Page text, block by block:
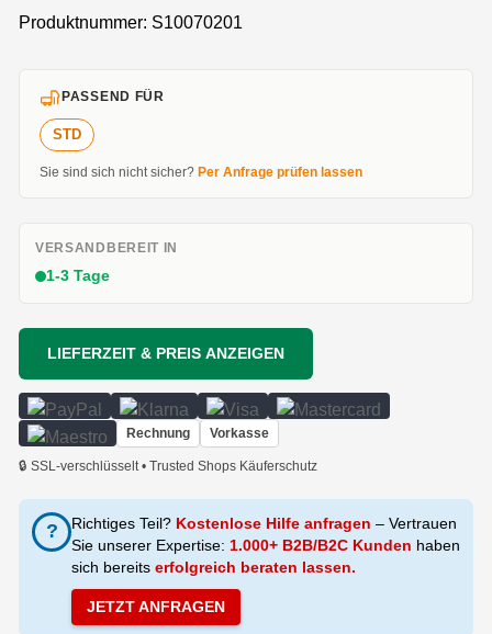
Produktnummer: S10070201
PASSEND FÜR
STD
Sie sind sich nicht sicher? Per Anfrage prüfen lassen
VERSANDBEREIT IN
1-3 Tage
LIEFERZEIT & PREIS ANZEIGEN
Rechnung Vorkasse
🔒 SSL-verschlüsselt • Trusted Shops Käuferschutz
? Richtiges Teil? Kostenlose Hilfe anfragen – Vertrauen
Sie unserer Expertise: 1.000+ B2B/B2C Kunden haben
sich bereits erfolgreich beraten lassen.
JETZT ANFRAGEN